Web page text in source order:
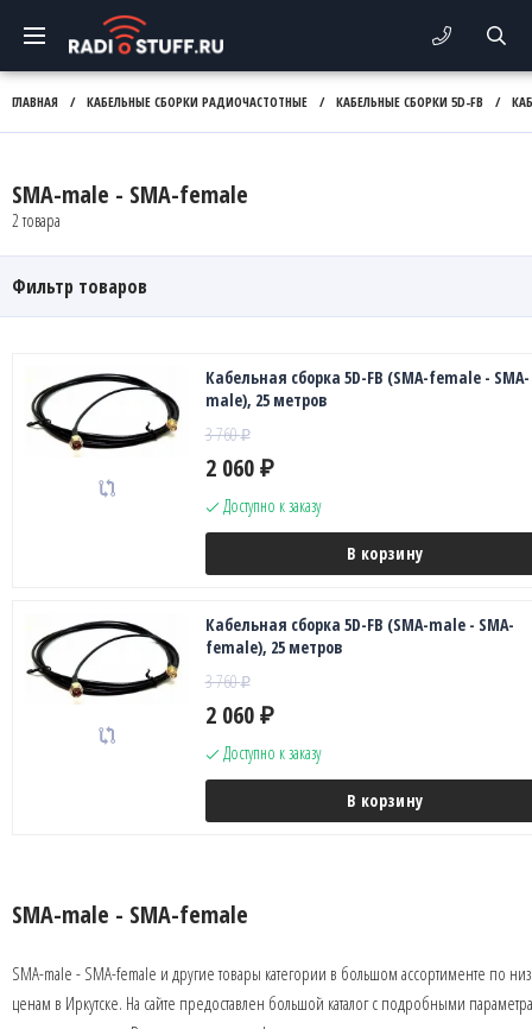
ГЛАВНАЯ / КАБЕЛЬНЫЕ СБОРКИ РАДИОЧАСТОТНЫЕ / КАБЕЛЬНЫЕ СБОРКИ 5D-FB /
SMA-male - SMA-female
2 товара
Фильтр товаров
Кабельная сборка 5D-FB (SMA-female - SMA-
male), 25 метров
3 760₽
2 060 ₽
Доступно к заказу
В корзину
Кабельная сборка 5D-FB (SMA-male - SMA-
female), 25 метров
3 760₽
2 060 ₽
Доступно к заказу
В корзину
SMA-male - SMA-female
SMA-male - SMA-female и другие товары категории в большом ассортименте по
ценам в Иркутске. На сайте предоставлен большой каталог с подробными